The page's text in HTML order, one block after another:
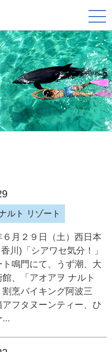
ルト リゾート
６月２９日（土）西日本
川)「シアワセ気分！」
鳴門にて、うず潮、大
、「アオアヲ ナルト
割烹バイキング阿波三
フタヌーンティー、ひ
...